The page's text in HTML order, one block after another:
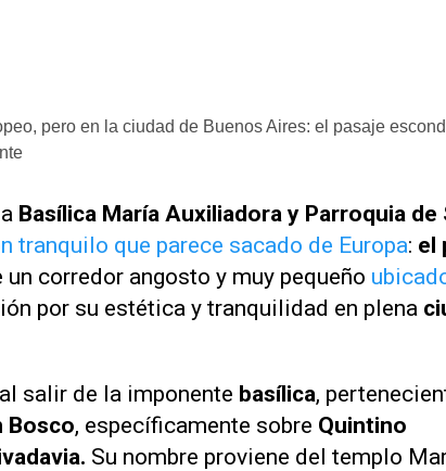
pero en la ciudad de Buenos Aires: el pasaje
Basílica María Auxiliadora y Parroquia de
tranquilo que parece sacado de Europa: el
un corredor angosto y muy pequeño
por su estética y tranquilidad en plena
salir de la imponente basílica,
Bosco, específicamente sobre Quintino
Su nombre proviene del templo